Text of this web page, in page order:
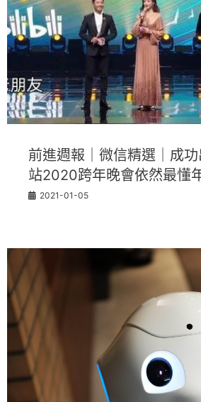
前進週報｜微信精選｜成
站2020跨年晚會依然最懂
2021-01-05